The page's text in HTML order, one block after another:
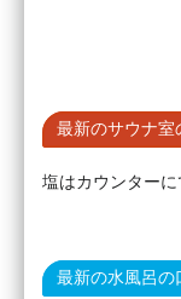
最新のサウナ室
塩はカウンターに
最新の水風呂の